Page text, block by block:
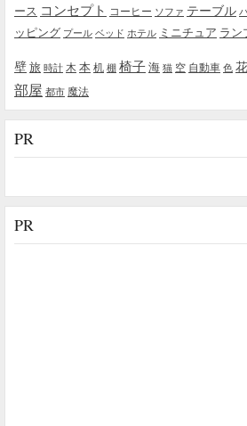
ース コンセプト コーヒー ソファ テーブル
ッピング プール ベッド ホテル ミニチュア ラン
壁旅 時計 木本机 棚 椅子海 猫 空 自動車 色 花
部屋 都市 魔法
PR
PR